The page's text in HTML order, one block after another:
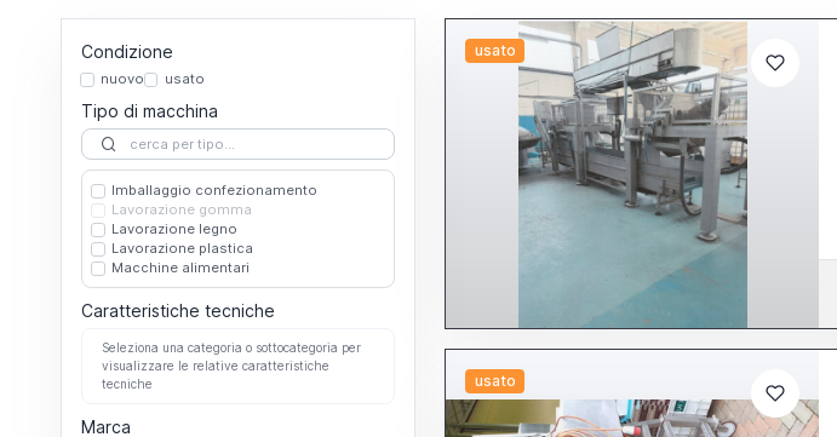
Condizione
nuovo usato
Tipo di macchina
Imballaggio confezionamento
Lavorazione gomma
Lavorazione legno
Lavorazione plastica
Macchine alimentari
Caratteristiche tecniche
Seleziona una categoria o sottocategoria per
visualizzare le relative caratteristiche
tecniche
Marca
usato
usato